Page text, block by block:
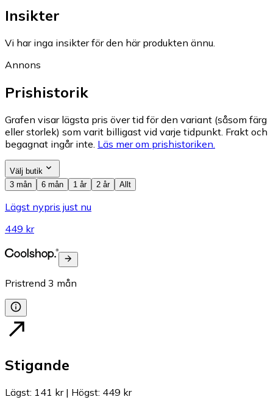
Insikter
Vi har inga insikter för den här produkten ännu.
Annons
Prishistorik
Grafen visar lägsta pris över tid för den variant (såsom färg
eller storlek) som varit billigast vid varje tidpunkt. Frakt och
begagnat ingår inte. Läs mer om prishistoriken.
Välj butik
3 mån
6 mån 1 år 2 år Allt
Lägst nypris just nu
449 kr
Pristrend 3 mån
Stigande
Lägst: 141 kr| Högst: 449 kr